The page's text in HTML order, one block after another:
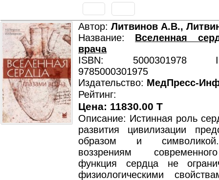
Автор: Литвинов А.В.,
Название: Вселенная
врача
ISBN: 5000301978
9785000301975
Издательство: МедПресс-
Рейтинг:
Цена: 11830.00 T
Описание: Истинная роль
развития цивилизации
образом и
воззрениям
функция сердца не
физиологическими